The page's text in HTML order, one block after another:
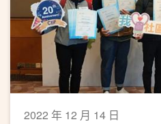
2022 年 12 月 14 日